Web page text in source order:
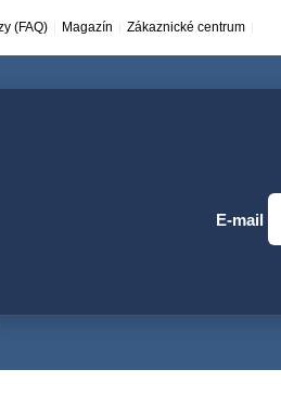
(FAQ) Magazín Zákaznické centrum
E-mail